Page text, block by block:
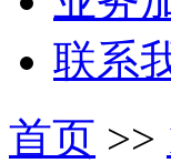
联系
首页 >>